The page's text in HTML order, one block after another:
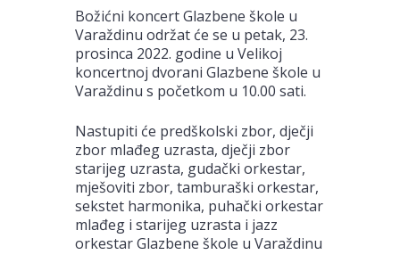
Božićni koncert Glazbene škole u
Varaždinu održat će se u petak, 23.
prosinca 2022. godine u Velikoj
koncertnoj dvorani Glazbene škole u
Varaždinu s početkom u 10.00 sati.
Nastupiti će predškolski zbor, dječji
zbor mlađeg uzrasta, dječji zbor
starijeg uzrasta, gudački orkestar,
mješoviti zbor, tamburaški orkestar,
sekstet harmonika, puhački orkestar
mlađeg i starijeg uzrasta i jazz
orkestar Glazbene škole u Varaždinu